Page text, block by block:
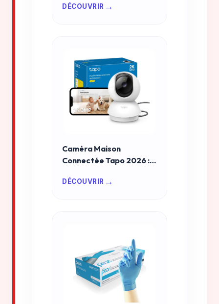
Joueurs Exigeants
DÉCOUVRIR →
Caméra Maison
Connectée Tapo 2026 :
Nocturne Ultra Haute
DÉCOUVRIR →